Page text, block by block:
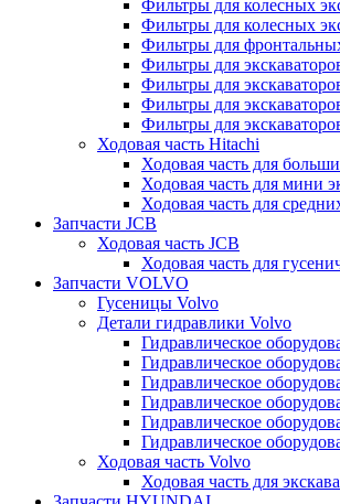
Фильтры для колесных
Фильтры для колесных
Фильтры для
Фильтры для
Фильтры для
Фильтры для
Фильтры для
Ходовая часть Hitachi
Ходовая часть для
Ходовая часть для мини
Ходовая часть для
Запчасти JCB
Ходовая часть JCB
Ходовая часть для
Запчасти VOLVO
Гусеницы Volvo
Детали гидравлики Volvo
Гидравлическое
Гидравлическое
Гидравлическое
Гидравлическое
Гидравлическое
Гидравлическое
Ходовая часть Volvo
Ходовая часть для